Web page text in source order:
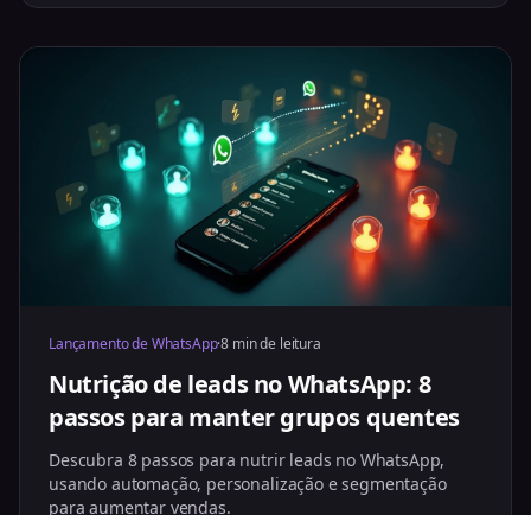
Lançamento de WhatsApp·8 min de leitura
Nutrição de leads no WhatsApp: 8
passos para manter grupos quentes
Descubra 8 passos para nutrir leads no WhatsApp,
usando automação, personalização e segmentação
para aumentar vendas.